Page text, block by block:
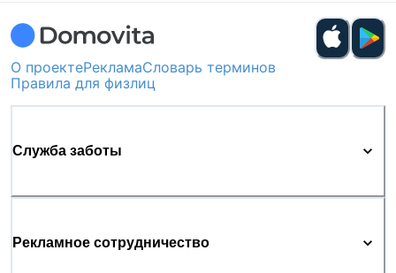
О проектеРекламаСловарь терминов
Правила для физлиц
Служба заботы
Рекламное сотрудничество